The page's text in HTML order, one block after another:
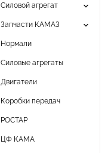
Силовой агрегат keyboard_arrow_down
Запчасти КАМАЗ keyboard_arrow_down
Нормали
Силовые агрегаты
Двигатели
Коробки передач
РОСТАР
ЦФ КАМА